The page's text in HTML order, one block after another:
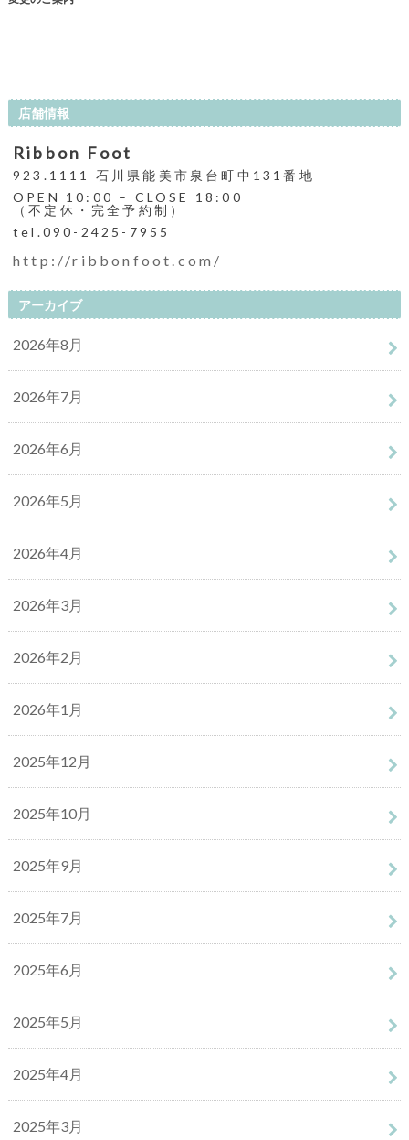
店舗情報
Ribbon Foot
923.1111 石川県能美市泉台町中131番地
OPEN 10:00 – CLOSE 18:00
（不定休・完全予約制）
tel.090-2425-7955
http://ribbonfoot.com/
アーカイブ
2026年8月
2026年7月
2026年6月
2026年5月
2026年4月
2026年3月
2026年2月
2026年1月
2025年12月
2025年10月
2025年9月
2025年7月
2025年6月
2025年5月
2025年4月
2025年3月